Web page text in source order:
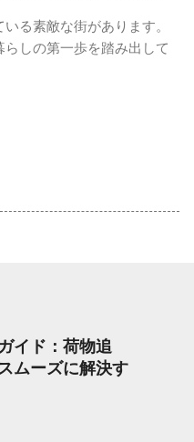
る素敵な街があります。
しの第一歩を踏み出して
イド：荷物追
ムーズに解決す